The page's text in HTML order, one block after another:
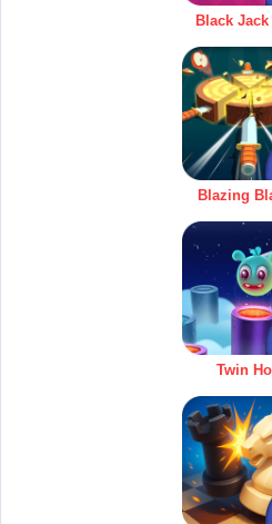
Black Jack
Blazing
Twin